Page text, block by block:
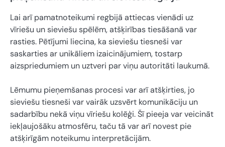
Lai arī pamatnoteikumi regbijā attiecas vienādi uz
vīriešu un sieviešu spēlēm, atšķirības tiesāšanā var
rasties. Pētījumi liecina, ka sieviešu tiesneši var
saskarties ar unikāliem izaicinājumiem, tostarp
aizspriedumiem un uztveri par viņu autoritāti laukumā.
Lēmumu pieņemšanas procesi var arī atšķirties, jo
sieviešu tiesneši var vairāk uzsvērt komunikāciju un
sadarbību nekā viņu vīriešu kolēģi. Šī pieeja var veicināt
iekļaujošāku atmosfēru, taču tā var arī novest pie
atšķirīgām noteikumu interpretācijām.